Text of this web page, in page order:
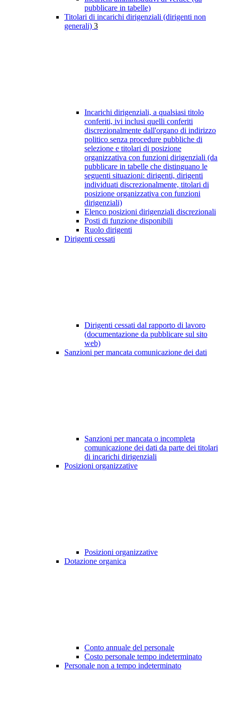
pubblicare in tabelle)
Titolari di incarichi dirigenziali (dirigenti non
generali) 3
Incarichi dirigenziali, a qualsiasi titolo
conferiti, ivi inclusi quelli conferiti
discrezionalmente dall'organo di indirizzo
politico senza procedure pubbliche di
selezione e titolari di posizione
organizzativa con funzioni dirigenziali (da
pubblicare in tabelle che distinguano le
seguenti situazioni: dirigenti, dirigenti
individuati discrezionalmente, titolari di
posizione organizzativa con funzioni
dirigenziali)
Elenco posizioni dirigenziali discrezionali
Posti di funzione disponibili
Ruolo dirigenti
Dirigenti cessati
Dirigenti cessati dal rapporto di lavoro
(documentazione da pubblicare sul sito
web)
Sanzioni per mancata comunicazione dei dati
Sanzioni per mancata o incompleta
comunicazione dei dati da parte dei titolari
di incarichi dirigenziali
Posizioni organizzative
Posizioni organizzative
Dotazione organica
Conto annuale del personale
Costo personale tempo indeterminato
Personale non a tempo indeterminato